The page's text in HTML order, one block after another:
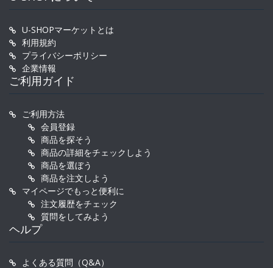
U-SHOPマーケットとは
利用規約
プライバシーポリシー
企業情報
ご利用ガイド
ご利用方法
会員登録
商品を探そう
商品の詳細をチェックしよう
商品を選ぼう
商品を注文しよう
マイページでもっと便利に
注文履歴をチェック
質問をしてみよう
ヘルプ
よくある質問（Q&A）